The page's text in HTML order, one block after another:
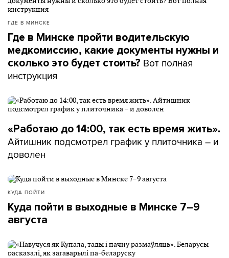
ГДЕ В МИНСКЕ
Где в Минске пройти водительскую
медкомиссию, какие документы нужны и
сколько это будет стоить? Вот полная
инструкция
«Работаю до 14:00, так есть время жить».
Айтишник подсмотрел график у плиточника – и
доволен
КУДА ПОЙТИ
Куда пойти в выходные в Минске 7–9
августа